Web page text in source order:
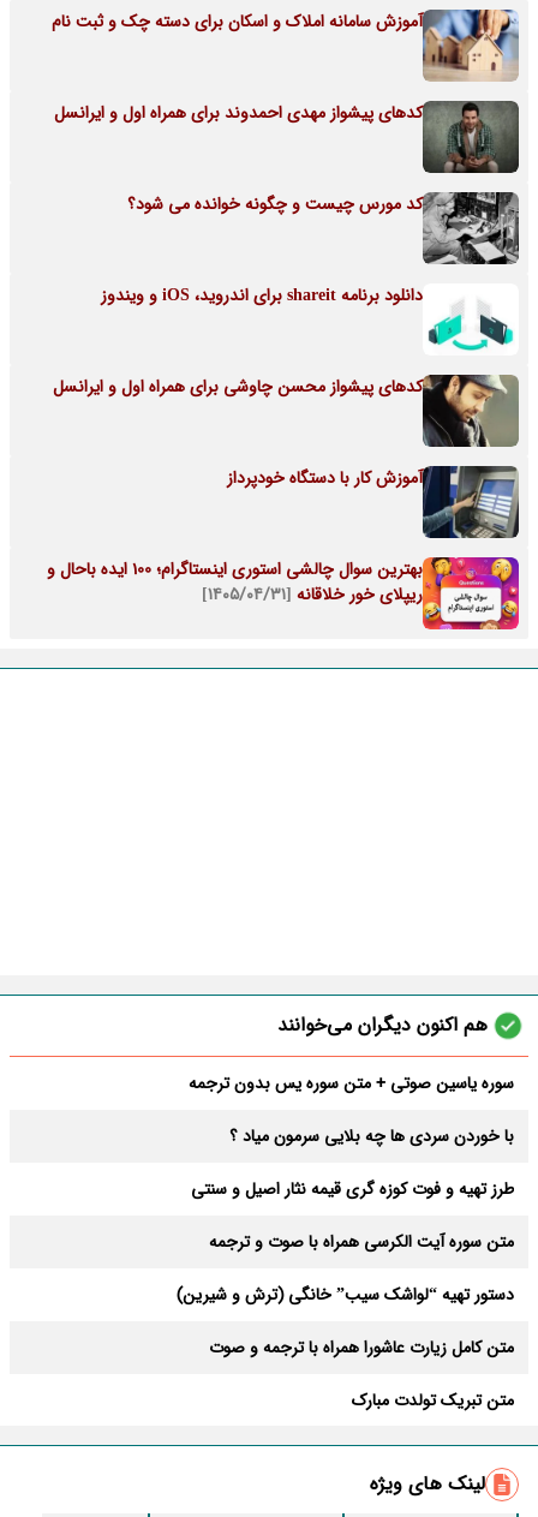
آموزش سامانه املاک و اسکان برای دسته چک و ثبت نام
کدهای پیشواز مهدی احمدوند برای همراه اول و ایرانسل
کد مورس چیست و چگونه خوانده می شود؟
دانلود برنامه shareit برای اندروید، iOS و ویندوز
کدهای پیشواز محسن چاوشی برای همراه اول و ایرانسل
آموزش کار با دستگاه خودپرداز
بهترین سوال چالشی استوری اینستاگرام؛ 100 ایده باحال و
ریپلای خور خلاقانه [۱۴۰۵/۰۴/۳۱]
هم اکنون دیگران می‌خوانند
سوره یاسین صوتی + متن سوره یس بدون ترجمه
با خوردن سردی ها چه بلایی سرمون میاد ؟
طرز تهیه و فوت کوزه گری قیمه نثار اصیل و سنتی
متن سوره آیت الکرسی همراه با صوت و ترجمه
دستور تهیه “لواشک سیب” خانگی (ترش و شیرین)
متن کامل زیارت عاشورا همراه با ترجمه و صوت
متن تبریک تولدت مبارک
آیت الکرسی صوتی
طرز تهیه “دمی گوجه” خوشمزه به سبک ایرانی اصیل
لینک های ویژه